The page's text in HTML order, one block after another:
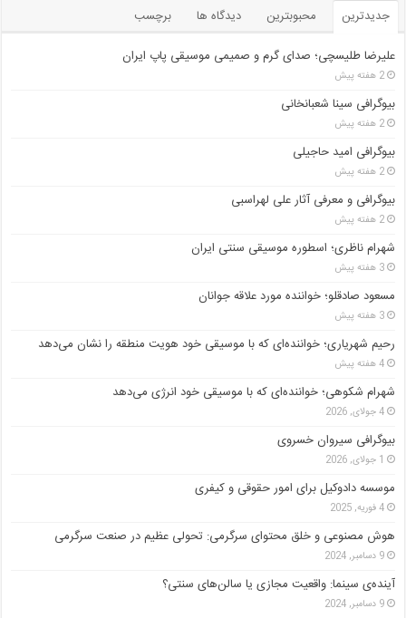
جدیدترین محبوبترین دیدگاه ها
برچسب
علیرضا طلیسچی؛ صدای گرم و صمیمی موسیقی پاپ ایران
2 هفته پیش
بیوگرافی سینا شعبانخانی
2 هفته پیش
بیوگرافی امید حاجیلی
2 هفته پیش
بیوگرافی و معرفی آثار علی لهراسبی
2 هفته پیش
شهرام ناظری؛ اسطوره موسیقی سنتی ایران
3 هفته پیش
مسعود صادقلو؛ خواننده مورد علاقه جوانان
3 هفته پیش
رحیم شهریاری؛ خواننده‌ای که با موسیقی خود هویت منطقه را نشان می‌دهد
4 هفته پیش
شهرام شکوهی؛ خواننده‌ای که با موسیقی خود انرژی می‌دهد
4 جولای, 2026
بیوگرافی سیروان خسروی
1 جولای, 2026
موسسه دادوکیل برای امور حقوقی و کیفری
4 فوریه, 2025
هوش مصنوعی و خلق محتوای سرگرمی: تحولی عظیم در صنعت سرگرمی
9 دسامبر, 2024
آینده‌ی سینما: واقعیت مجازی یا سالن‌های سنتی؟
9 دسامبر, 2024